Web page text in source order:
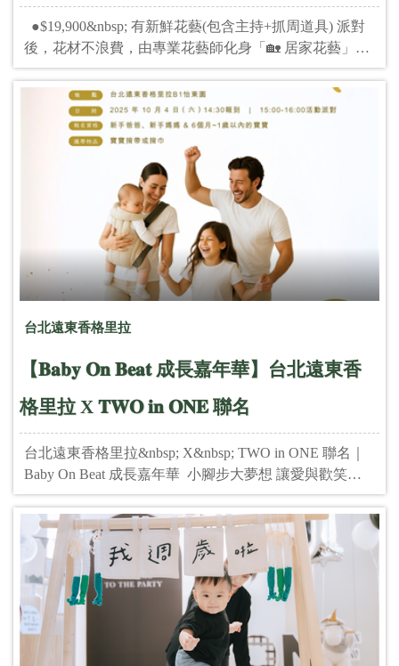
●$19,900&nbsp; 有新鮮花藝(包含主持+抓周道具) 派對
後，花材不浪費，由專業花藝師化身「🏡 居家花藝」，
將美好延續。 ●$11,900&nbsp; 無花藝(包含主持+抓
周道具) &nbsp;
台北遠東香格里拉
【𝐁𝐚𝐛𝐲 𝐎𝐧 𝐁𝐞𝐚𝐭 成長嘉年華】台北遠東香
格里拉 X 𝐓𝐖𝐎 𝐢𝐧 𝐎𝐍𝐄 聯名
台北遠東香格里拉&nbsp; X&nbsp; TWO in ONE 聯名｜
Baby On Beat 成長嘉年華 小腳步大夢想 讓愛與歡笑，
隨節奏搖擺 🎵 第一支舞，在香格里拉開啟成長的旅程
&bull;ᴗ&bull; 這一天，寶寶將踏出人生的第一支舞步，
爸爸媽媽也將成為舞台上最閃亮的舞伴。 &nbsp; 在這
裡，不只是寶寶的第一支舞，還會認識更多同樣走在新
手爸媽旅程上的朋友們。 下一場的舞台，或許就是寶寶
的抓周派對 ⋆.˚🦋༘⋆ 下一次的掌聲，或許就是生日派對 ˚.
🎀༘⋆ &nbsp; 台北遠東香格里拉與 𝐓𝐖𝐎 𝐢𝐧 𝐎𝐍𝐄 聯名活
動 ，陪伴您紀錄寶寶的每一個成長瞬間ᰔ 【活動資